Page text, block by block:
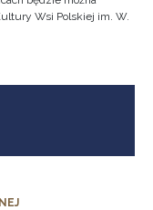
Wsi Polskiej im. W.